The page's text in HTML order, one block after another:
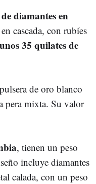
diamantes en
cascada, con rubíes
35 quilates de
de oro blanco
pera mixta. Su valor
, tienen un peso
incluye diamantes
calada, con un peso